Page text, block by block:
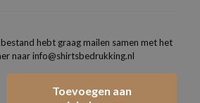
bestand hebt graag mailen samen met het
naar info@shirtsbedrukking.nl
Toevoegen aan